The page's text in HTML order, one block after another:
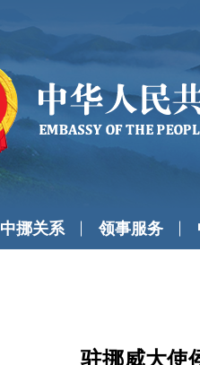
中挪关系 领事服务
驻挪威大使